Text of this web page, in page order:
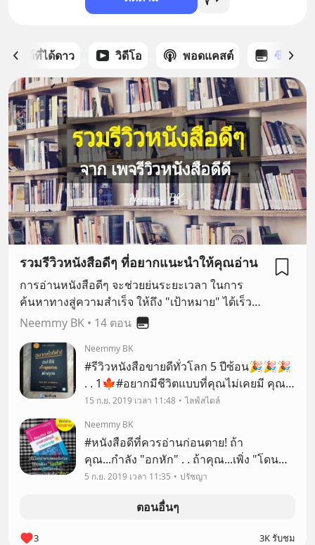
โพสต์ที่ได้ดาว วิดีโอ พอดแคสต์ ซีรีส์
รวมรีวิวหนังสือดีๆ ที่อยากแนะนำให้คุณอ่าน
การอ่านหนังสือดีๆ จะช่วยย่นระยะเวลา ในการ
ค้นหาทางสู่ความสำเร็จ ให้ถึง "เป้าหมาย" ได้เร็ว
มากยิ่งขึ้น เพราะหนังสือทุกเล่ม ได้รวบรวม
ต้องมาลองผิดลองถูกเองทั้งหมด ให้เสียเวลาชีวิตเลย
แค่เราอ่าน ทำความเข้าใจ และนำไปลงมือปฏิบัติ
จริง ชีวิตเราก็ค่อยๆ เปลี่ยนแปลง ในด้านที่ดีขึ้นแล้ว
หนังสือเล่มเดียวอาจเปลี่ยนชีวิตคุณได้เลย อย่างที่คน
ประสบความสำเร็จมากมาย ได้เปลี่ยนชีวิตจนสำเร็จ
มาแล้วนั้นเอง อยากให้มาอ่านหนังสือกันเยอะๆนะ
คะ 😄
Neemmy BK • 14 ตอน
Neemmy BK
#รีวิวหนังสือขายดีทั่วโลก 5 ปีซ้อน🎉🎉🎉
. . 1🍁#อยากมีชีวิตแบบที่คุณไม่เคยมี คุณก็
ต้องทำสิ่งที่ไม่เคยทำ . .
15 ก.ย. 2019 เวลา 11:48
ไลฟ์สไตล์
Neemmy BK
#หนังสือดีที่ควรอ่านก่อนตาย! ถ้า
คุณ...กำลัง "อกหัก" . . ถ้าคุณ...เพิ่ง "โดน
ทิ้ง" มา . . ถ้าคุณ..."ถูกนอกใจ" . . ถ้า
5 ก.ย. 2019 เวลา 11:35 ปรัชญา
ตอนอื่นๆ
3 3K รับชม